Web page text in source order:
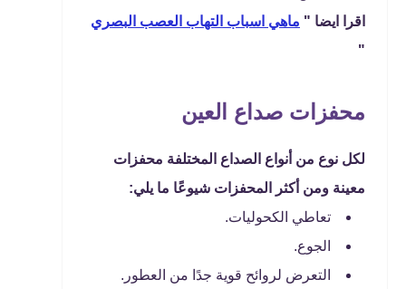
اقرا ايضا " ماهي اسباب التهاب العصب البصري
"
محفزات صداع العين
لكل نوع من أنواع الصداع المختلفة محفزات
معينة ومن أكثر المحفزات شيوعًا ما يلي:
تعاطي الكحوليات.
الجوع.
التعرض لروائح قوية جدًا من العطور.